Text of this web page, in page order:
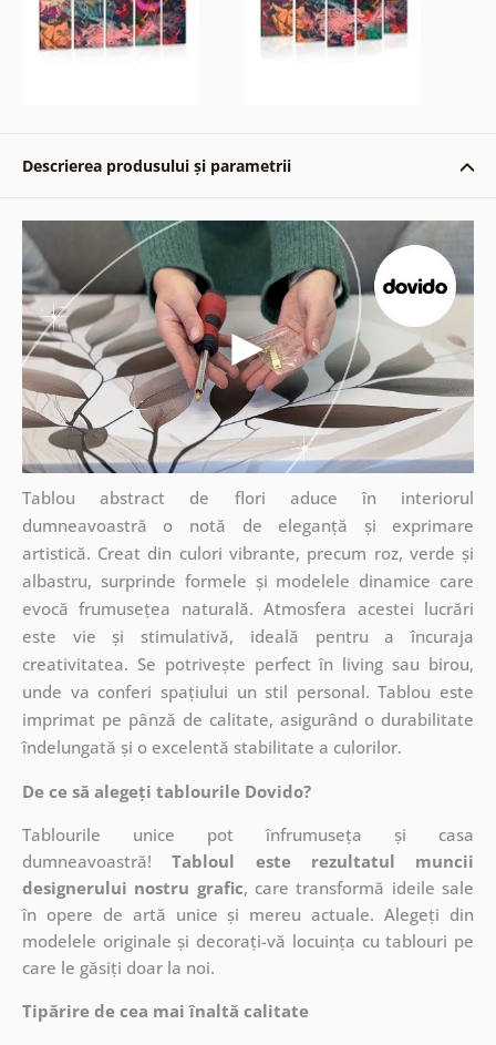
Descrierea produsului și parametrii
Tablou abstract de flori aduce în interiorul
dumneavoastră o notă de eleganță și exprimare
artistică. Creat din culori vibrante, precum roz, verde și
albastru, surprinde formele și modelele dinamice care
evocă frumusețea naturală. Atmosfera acestei lucrări
este vie și stimulativă, ideală pentru a încuraja
creativitatea. Se potrivește perfect în living sau birou,
unde va conferi spațiului un stil personal. Tablou este
imprimat pe pânză de calitate, asigurând o durabilitate
îndelungată și o excelentă stabilitate a culorilor.
De ce să alegeți tablourile Dovido?
Tablourile unice pot înfrumuseța și casa
dumneavoastră!Tabloul este rezultatul muncii
designerului nostru grafic, caretransformă ideile sale
în opere de artă unice și mereu actuale. Alegeți din
modelele originale și decorați-vă locuința cu tablouri pe
care le găsiți doar la noi.
Tipărire de cea mai înaltă calitate